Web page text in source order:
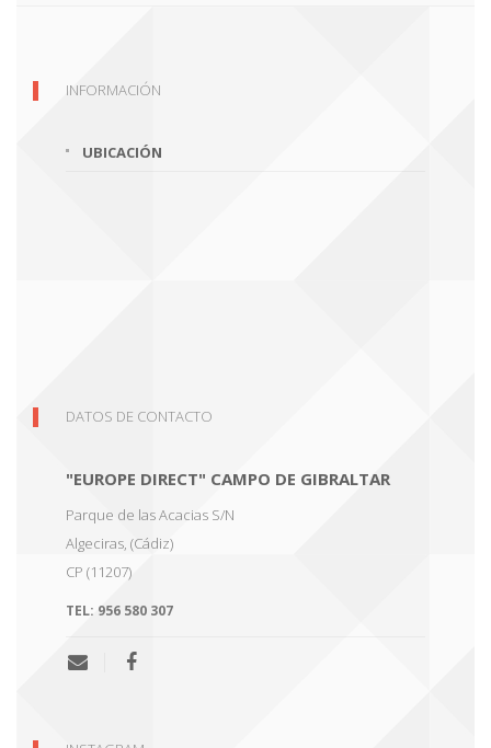
INFORMACIÓN
UBICACIÓN
DATOS DE CONTACTO
"EUROPE DIRECT" CAMPO DE GIBRALTAR
Parque de las Acacias S/N
Algeciras, (Cádiz)
CP (11207)
TEL: 956 580 307